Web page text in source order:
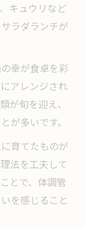
キュウリなど
ラダランチが
幸が食卓を彩
アレンジされ
が旬を迎え、
が多いです。
育てたものが
法を工夫して
とで、体調管
を感じること